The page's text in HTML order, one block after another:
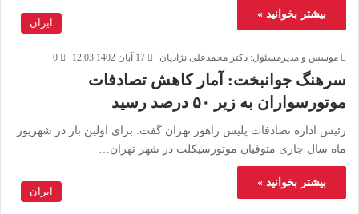
بیشتر بخوانید »
ایران
موسس و مدیرمسئول: دکتر محمدعلی نژادیان 17 آبان 1402 12:03 0
سرهنگ جوانبخت: آمار کاهش تصادفات
موتورسواران به زیر ۵۰ درصد رسید
رئیس اداره تصادفات پلیس راهور تهران گفت: براى اولین بار در شهریور
ماه سال جاری متوفیان موتورسیکلت در شهر تهران…
بیشتر بخوانید »
ایران